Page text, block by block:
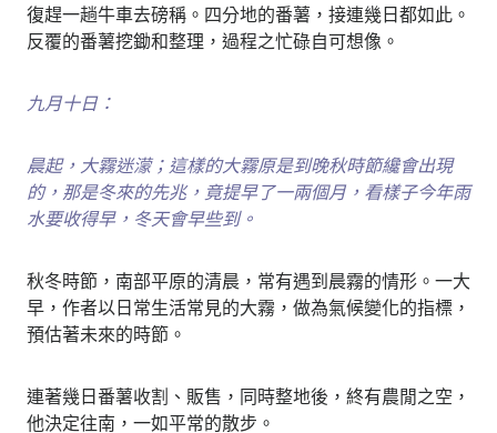
復趕一趟牛車去磅稱。四分地的番薯，接連幾日都如此。
反覆的番薯挖鋤和整理，過程之忙碌自可想像。
九月十日：
晨起，大霧迷濛；這樣的大霧原是到晚秋時節纔會出現
的，那是冬來的先兆，竟提早了一兩個月，看樣子今年雨
水要收得早，冬天會早些到。
秋冬時節，南部平原的清晨，常有遇到晨霧的情形。一大
早，作者以日常生活常見的大霧，做為氣候變化的指標，
預估著未來的時節。
連著幾日番薯收割、販售，同時整地後，終有農閒之空，
他決定往南，一如平常的散步。